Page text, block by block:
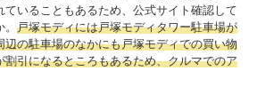
ていることもあるため、公式サイト確認して
戸塚モディには戸塚モディタワー駐車場が
辺の駐車場のなかにも戸塚モディでの買い物
割引になるところもあるため、クルマでのア